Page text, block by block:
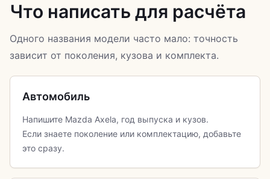
Что написать для расчёта
Одного названия модели часто мало: точность
зависит от поколения, кузова и комплекта.
Автомобиль
Напишите Mazda Axela, год выпуска и кузов.
Если знаете поколение или комплектацию, добавьте
это сразу.